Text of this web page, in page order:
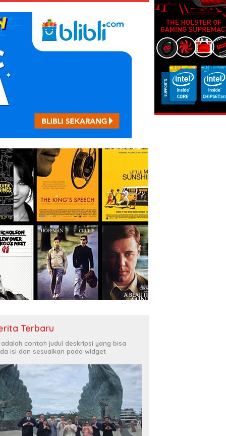
Terbaru
adalah contoh judul deskripsi yang bisa
isi dan sesuaikan pada widget